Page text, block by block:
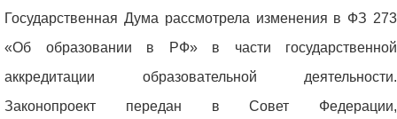
Государственная Дума рассмотрела изменения в ФЗ 273
«Об образовании в РФ» в части государственной
аккредитации образовательной деятельности.
Законопроект передан в Совет Федерации,